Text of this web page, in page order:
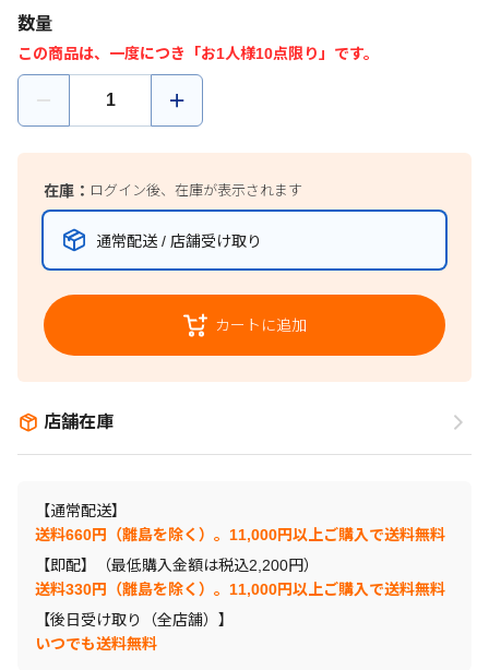
数量
この商品は、一度につき「お1人様10点限り」です。
在庫： ログイン後、在庫が表示されます
通常配送 / 店舗受け取り
カートに追加
店舗在庫
【通常配送】
送料660円（離島を除く）。11,000円以上ご購入で送料無料
【即配】（最低購入金額は税込2,200円）
送料330円（離島を除く）。11,000円以上ご購入で送料無料
【後日受け取り（全店舗）】
いつでも送料無料